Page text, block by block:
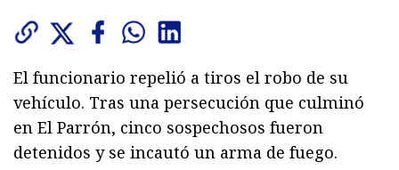
El funcionario repelió a tiros el robo de su
vehículo. Tras una persecución que culminó
en El Parrón, cinco sospechosos fueron
detenidos y se incautó un arma de fuego.